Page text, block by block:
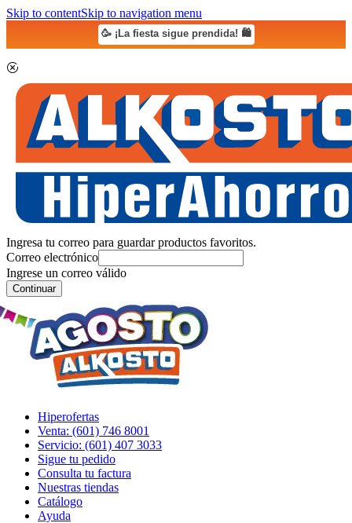
Skip to contentSkip to navigation menu
🥳 ¡La fiesta sigue prendida! 🛍️
Ingresa tu correo para guardar productos favoritos.
Correo electrónico
Ingrese un correo válido
Continuar
Hiperofertas
Venta: (601) 746 8001
Servicio: (601) 407 3033
Sigue tu pedido
Consulta tu factura
Nuestras tiendas
Catálogo
Ayuda